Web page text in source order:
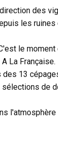
des
les
le
La
des 13
de